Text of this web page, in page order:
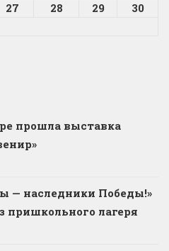
27 28 29
30
прошла выставка
— наследники Победы!»
пришкольного лагеря